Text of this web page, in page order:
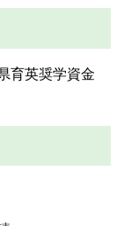
育英奨学資金